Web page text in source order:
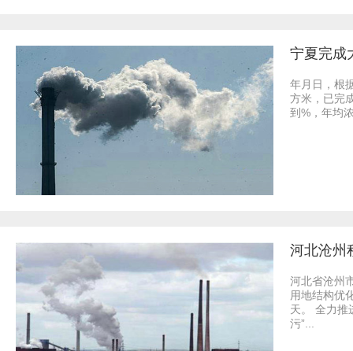
宁夏完成
年月日，根
方米，已完
到%，年均
河北沧州
河北省沧州
用地结构优
天。 全力推
污”...